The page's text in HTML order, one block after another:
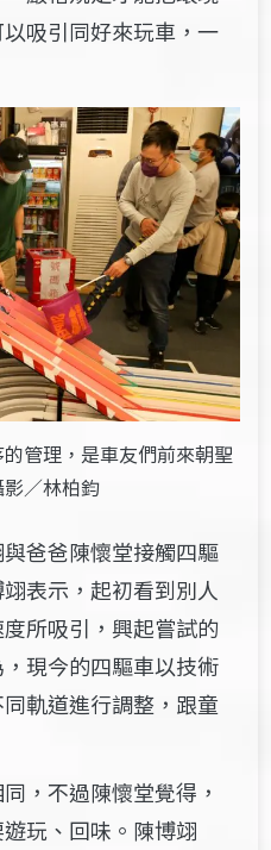
吸引同好來玩車，一
管理，是車友們前來朝聖
／林柏鈞
爸爸陳懷堂接觸四驅
表示，起初看到別人
所吸引，興起嘗試的
現今的四驅車以技術
軌道進行調整，跟童
，不過陳懷堂覺得，
玩、回味。陳博翊